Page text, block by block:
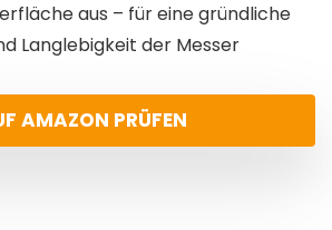
aus – für eine gründliche
Langlebigkeit der Messer
AMAZON PRÜFEN